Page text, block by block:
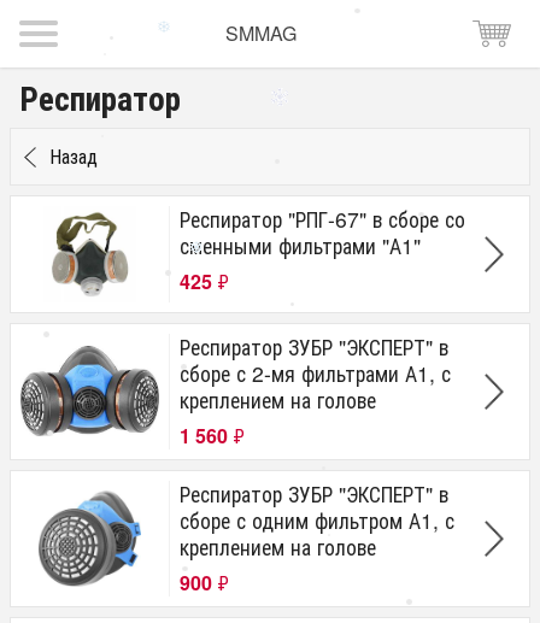
SMMAG
Респиратор
Назад
Респиратор "РПГ-67" в сборе со
сменными фильтрами "А1"
425 ₽
Респиратор ЗУБР "ЭКСПЕРТ" в
сборе с 2-мя фильтрами А1, с
креплением на голове
1 560 ₽
Респиратор ЗУБР "ЭКСПЕРТ" в
сборе с одним фильтром А1, с
креплением на голове
900 ₽